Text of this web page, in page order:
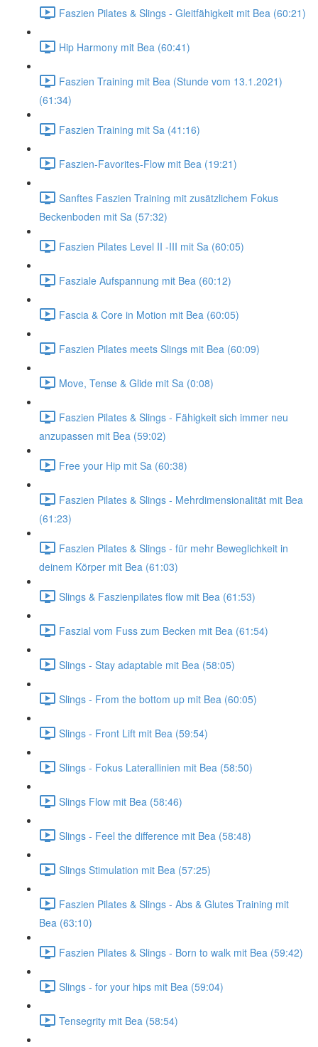
Faszien Pilates & Slings - Gleitfähigkeit mit Bea (60:21)
Hip Harmony mit Bea (60:41)
Faszien Training mit Bea (Stunde vom 13.1.2021)
(61:34)
Faszien Training mit Sa (41:16)
Faszien-Favorites-Flow mit Bea (19:21)
Sanftes Faszien Training mit zusätzlichem Fokus
Beckenboden mit Sa (57:32)
Faszien Pilates Level II -III mit Sa (60:05)
Fasziale Aufspannung mit Bea (60:12)
Fascia & Core in Motion mit Bea (60:05)
Faszien Pilates meets Slings mit Bea (60:09)
Move, Tense & Glide mit Sa (0:08)
Faszien Pilates & Slings - Fähigkeit sich immer neu
anzupassen mit Bea (59:02)
Free your Hip mit Sa (60:38)
Faszien Pilates & Slings - Mehrdimensionalität mit Bea
(61:23)
Faszien Pilates & Slings - für mehr Beweglichkeit in
deinem Körper mit Bea (61:03)
Slings & Faszienpilates flow mit Bea (61:53)
Faszial vom Fuss zum Becken mit Bea (61:54)
Slings - Stay adaptable mit Bea (58:05)
Slings - From the bottom up mit Bea (60:05)
Slings - Front Lift mit Bea (59:54)
Slings - Fokus Laterallinien mit Bea (58:50)
Slings Flow mit Bea (58:46)
Slings - Feel the difference mit Bea (58:48)
Slings Stimulation mit Bea (57:25)
Faszien Pilates & Slings - Abs & Glutes Training mit
Bea (63:10)
Faszien Pilates & Slings - Born to walk mit Bea (59:42)
Slings - for your hips mit Bea (59:04)
Tensegrity mit Bea (58:54)